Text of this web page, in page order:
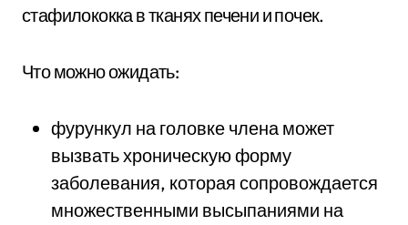
стафилококка в тканях печени и почек.
Что можно ожидать:
фурункул на головке члена может
вызвать хроническую форму
заболевания, которая сопровождается
множественными высыпаниями на